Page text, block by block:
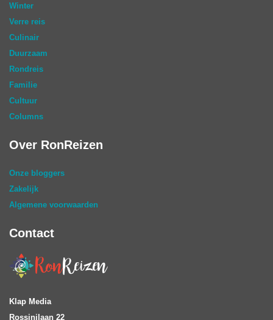
Winter
Verre reis
Culinair
Duurzaam
Rondreis
Familie
Cultuur
Columns
Over RonReizen
Onze bloggers
Zakelijk
Algemene voorwaarden
Contact
Klap Media
Rossinilaan 22